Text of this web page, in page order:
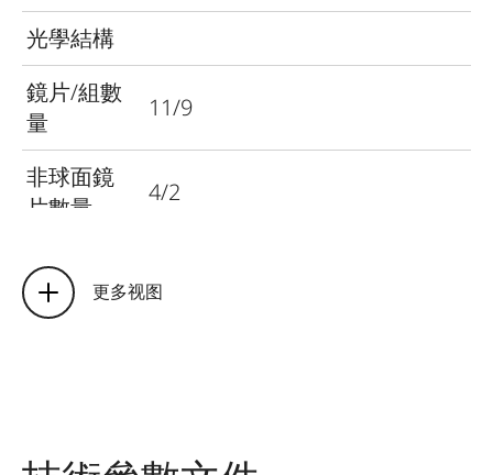
光學結構
鏡片/組數
量
11/9
非球面鏡
片數量
4/2
入瞳距
對焦範圍
更多视图